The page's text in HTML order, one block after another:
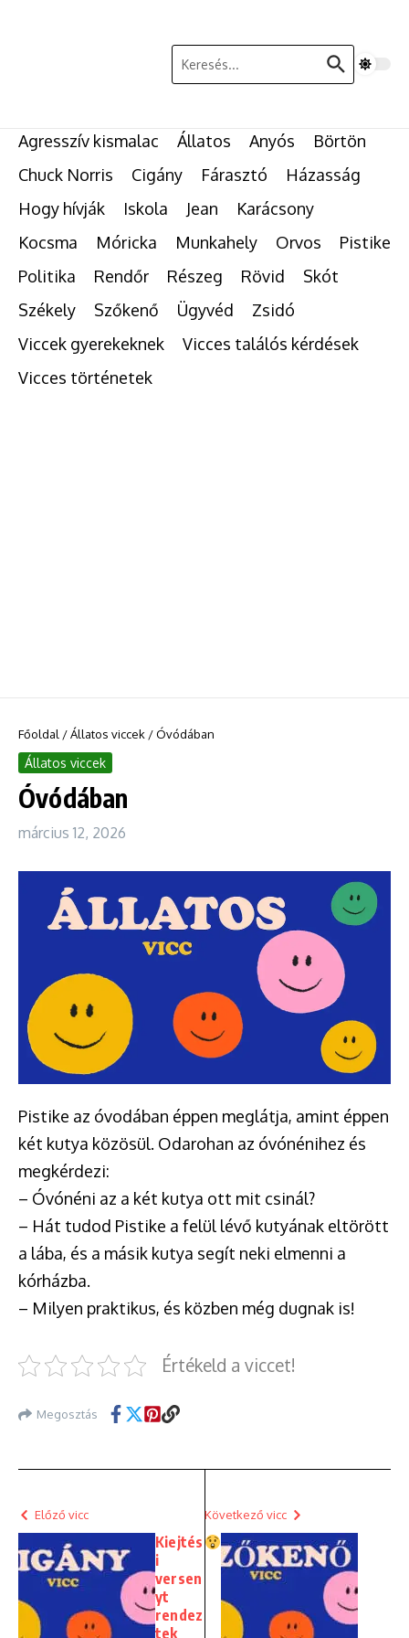
Keresés:
Agresszív kismalac Állatos Anyós
Börtön
Chuck Norris
Cigány Fárasztó
Házasság
Hogy hívják
Iskola Jean
Karácsony
Kocsma
Móricka Munkahely Orvos
Pistike
Politika
Rendőr Részeg Rövid
Skót
Székely
Szőkenő Ügyvéd
Zsidó
Viccek gyerekeknek
Vicces találós kérdések
Vicces történetek
Főoldal /Állatos viccek /Óvódában
Állatos viccek
Óvódában
március 12, 2026
Pistike az óvodában éppen meglátja, amint éppen
két kutya közösül. Odarohan az óvónénihez és
megkérdezi:
– Óvónéni az a két kutya ott mit csinál?
– Hát tudod Pistike a felül lévő kutyának eltörött
a lába, és a másik kutya segít neki elmenni a
kórházba.
– Milyen praktikus, és közben még dugnak is!
Értékeld a viccet!
Megosztás
Előző vicc
Kiejtés
i
versen
yt
rendez
tek
Következő vicc